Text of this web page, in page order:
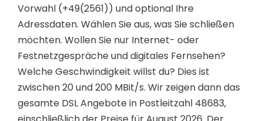
Vorwahl (+49(2561)) und optional Ihre
Adressdaten. Wählen Sie aus, was Sie schließen
möchten. Wollen Sie nur Internet- oder
Festnetzgespräche und digitales Fernsehen?
Welche Geschwindigkeit willst du? Dies ist
zwischen 20 und 200 MBit/s. Wir zeigen dann das
gesamte DSL Angebote in Postleitzahl 48683,